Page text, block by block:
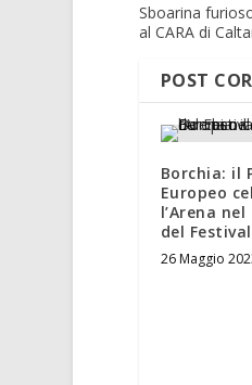
Sboarina
al CARA di
POST
Borchia: il
Europeo
l’Arena
del
26 Maggio